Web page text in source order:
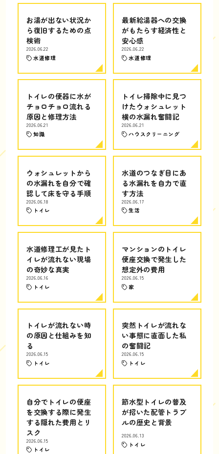
お湯が出ない状況か
ら復旧するための点
検術
2026.06.22
水道修理
最新給湯器への交換
がもたらす経済性と
安心感
2026.06.22
水道修理
トイレの便器に水が
チョロチョロ流れる
原因と修理方法
2026.06.21
知識
トイレ掃除中に見つ
けたウォシュレット
横の水漏れ奮闘記
2026.06.21
ハウスクリーニング
ウォシュレットから
の水漏れを自分で確
認して床を守る手順
2026.06.18
トイレ
水道のつなぎ目にあ
る水漏れを自力で直
す方法
2026.06.17
生活
水道修理工が見たト
イレが流れない現場
の奇妙な真実
2026.06.16
トイレ
マンションのトイレ
便座交換で発生した
想定外の費用
2026.06.15
家
トイレが流れない時
の原因と仕組みを知
る
2026.06.15
トイレ
突然トイレが流れな
い事態に直面した私
の奮闘記
2026.06.15
トイレ
自分でトイレの便座
を交換する際に発生
する隠れた費用とリ
スク
2026.06.15
トイレ
節水型トイレの普及
が招いた配管トラブ
ルの歴史と背景
2026.06.13
トイレ